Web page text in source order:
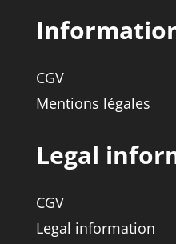
CGV
Mentions légales
Legal
CGV
Legal information